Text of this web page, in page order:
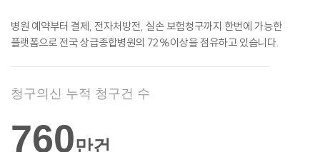
병원 예약부터 결제, 전자처방전, 실손 보험청구까지 한번에 가능한
플랫폼으로 전국 상급종합병원의 72%이상을 점유하고 있습니다.
청구의신 누적 청구건 수
760만건